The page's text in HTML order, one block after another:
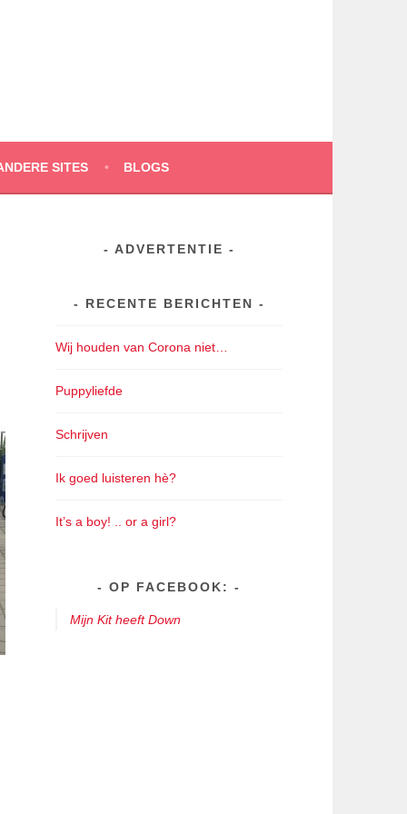
SITES BLOGS
ADVERTENTIE
RECENTE BERICHTEN
Wij houden van Corona niet…
Puppyliefde
Schrijven
Ik goed luisteren hè?
It’s a boy! .. or a girl?
OP FACEBOOK:
Mijn Kit heeft Down